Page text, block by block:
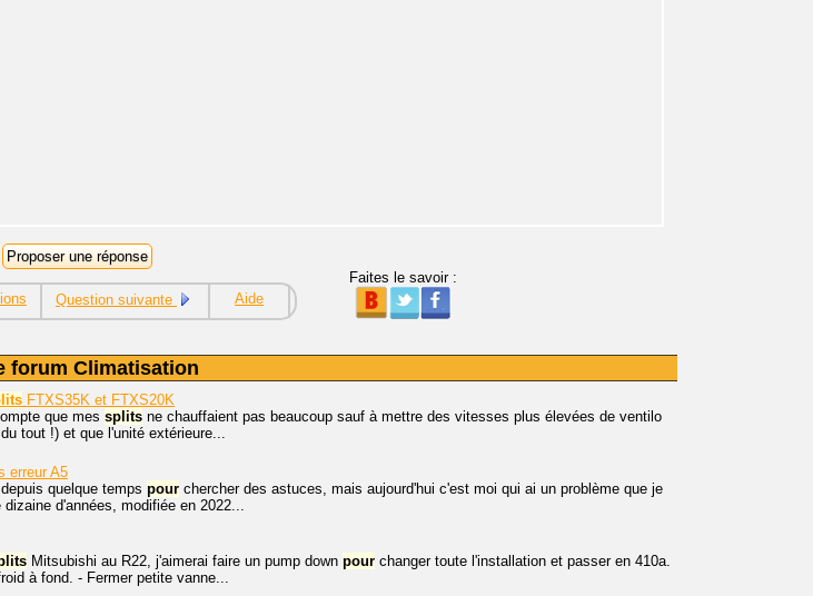
Question suivante Aide
Faites le savoir :
forum Climatisation
FTXS35K et FTXS20K
que mes splits ne chauffaient pas beaucoup sauf à mettre des vitesses plus élevées de ventilo
tout !) et que l'unité extérieure...
erreur A5
quelque temps pour chercher des astuces, mais aujourd'hui c'est moi qui ai un problème que je
dizaine d'années, modifiée en 2022...
Mitsubishi au R22, j'aimerai faire un pump down pour changer toute l'installation et passer en 410a.
à fond. - Fermer petite vanne...